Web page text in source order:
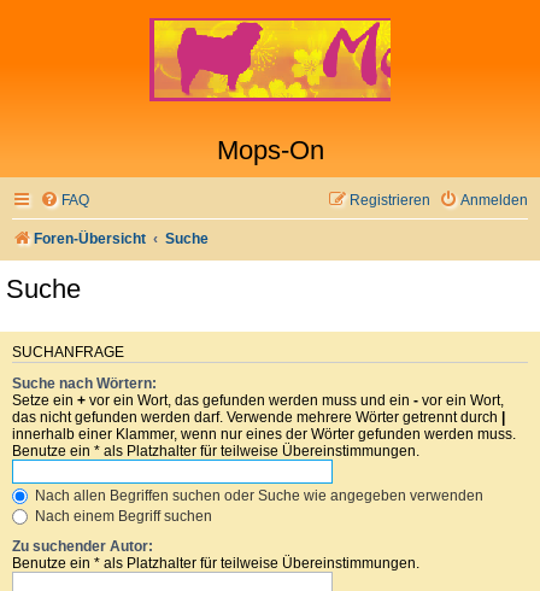
Mops-On
FAQ Anmelden
Registrieren
Foren-Übersicht Suche
Suche
SUCHANFRAGE
Suche nach Wörtern:
Setze ein + vor ein Wort, das gefunden werden muss und ein - vor ein Wort,
das nicht gefunden werden darf. Verwende mehrere Wörter getrennt durch |
innerhalb einer Klammer, wenn nur eines der Wörter gefunden werden muss.
Benutze ein * als Platzhalter für teilweise Übereinstimmungen.
Nach allen Begriffen suchen oder Suche wie angegeben verwenden
Nach einem Begriff suchen
Zu suchender Autor:
Benutze ein * als Platzhalter für teilweise Übereinstimmungen.